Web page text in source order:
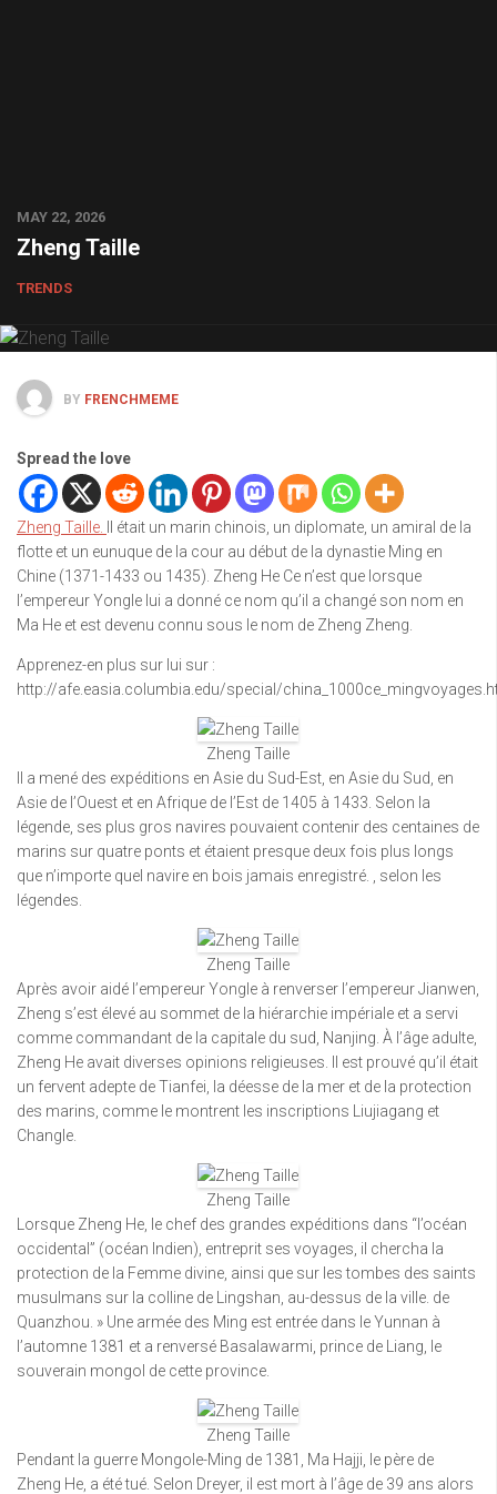
MAY 22, 2026
Zheng Taille
TRENDS
BY FRENCHMEME
Spread the love
Zheng Taille.
Il était un marin chinois, un diplomate, un amiral de la
flotte et un eunuque de la cour au début de la dynastie Ming en
Chine (1371-1433 ou 1435). Zheng He Ce n’est que lorsque
l’empereur Yongle lui a donné ce nom qu’il a changé son nom en
Ma He et est devenu connu sous le nom de Zheng Zheng.
Apprenez-en plus sur lui sur :
http://afe.easia.columbia.edu/special/
Zheng Taille
Il a mené des expéditions en Asie du Sud-Est, en Asie du Sud, en
Asie de l’Ouest et en Afrique de l’Est de 1405 à 1433. Selon la
légende, ses plus gros navires pouvaient contenir des centaines de
marins sur quatre ponts et étaient presque deux fois plus longs
que n’importe quel navire en bois jamais enregistré. , selon les
légendes.
Zheng Taille
Après avoir aidé l’empereur Yongle à renverser l’empereur Jianwen,
Zheng s’est élevé au sommet de la hiérarchie impériale et a servi
comme commandant de la capitale du sud, Nanjing. À l’âge adulte,
Zheng He avait diverses opinions religieuses. Il est prouvé qu’il était
un fervent adepte de Tianfei, la déesse de la mer et de la protection
des marins, comme le montrent les inscriptions Liujiagang et
Changle.
Zheng Taille
Lorsque Zheng He, le chef des grandes expéditions dans “l’océan
occidental” (océan Indien), entreprit ses voyages, il chercha la
protection de la Femme divine, ainsi que sur les tombes des saints
musulmans sur la colline de Lingshan, au-dessus de la ville. de
Quanzhou. » Une armée des Ming est entrée dans le Yunnan à
l’automne 1381 et a renversé Basalawarmi, prince de Liang, le
souverain mongol de cette province.
Zheng Taille
Pendant la guerre Mongole-Ming de 1381, Ma Hajji, le père de
Zheng He, a été tué. Selon Dreyer, il est mort à l’âge de 39 ans alors